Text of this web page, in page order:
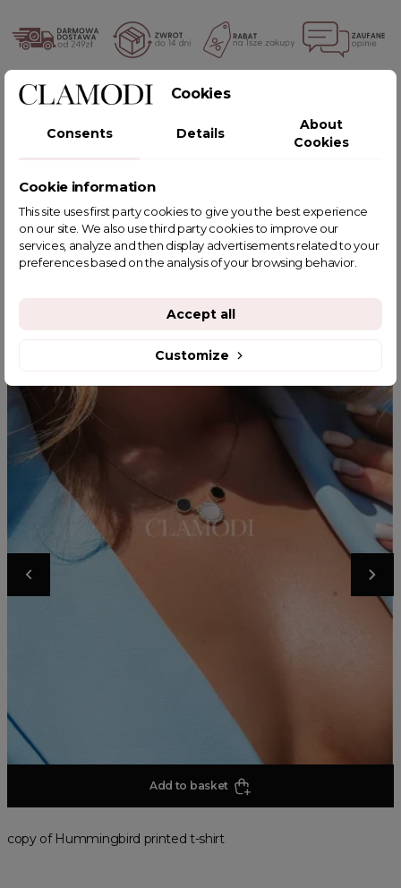
POWIĄZANE TAGI
YOU MIGHT ALSO LIKE
Add to basket
copy of Hummingbird printed t-shirt
Cookies
Consents Details
About
Cookies
Cookie information
This site uses first party cookies to give you the best experience
on our site. We also use third party cookies to improve our
services, analyze and then display advertisements related to your
preferences based on the analysis of your browsing behavior.
Customize
Accept all